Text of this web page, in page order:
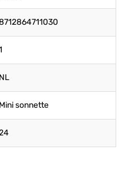
NL
Mini sonnette